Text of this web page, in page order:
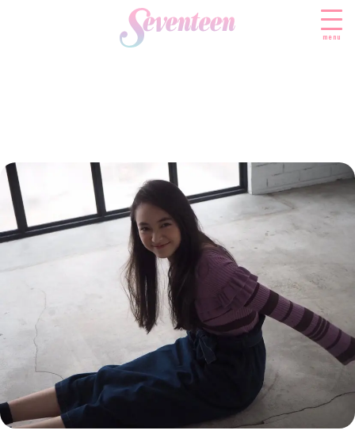
menu
FASHION
ファッションニュース
モデル私服
着回し
BEAUTY
ビューティニュース
ベストコスメ
ヘアアレンジ・ヘアケア
スキンケア
ボディケア
SCHOOL
スクールニュース
勉強・受験・進路
ENTERTAINMENT
エンタメニュース
なにわ男子
K-POP
LIFESTYLE
ライフスタイルニュース
JKランキング・アワード
モデルの購入品
おでかけ
お悩み相談
JK TREND
JKトレンドニュース
MODELS
MODEL'S BLOG
TikTok